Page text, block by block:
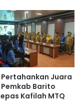
Juara
Pemkab Barito
Kafilah MTQ